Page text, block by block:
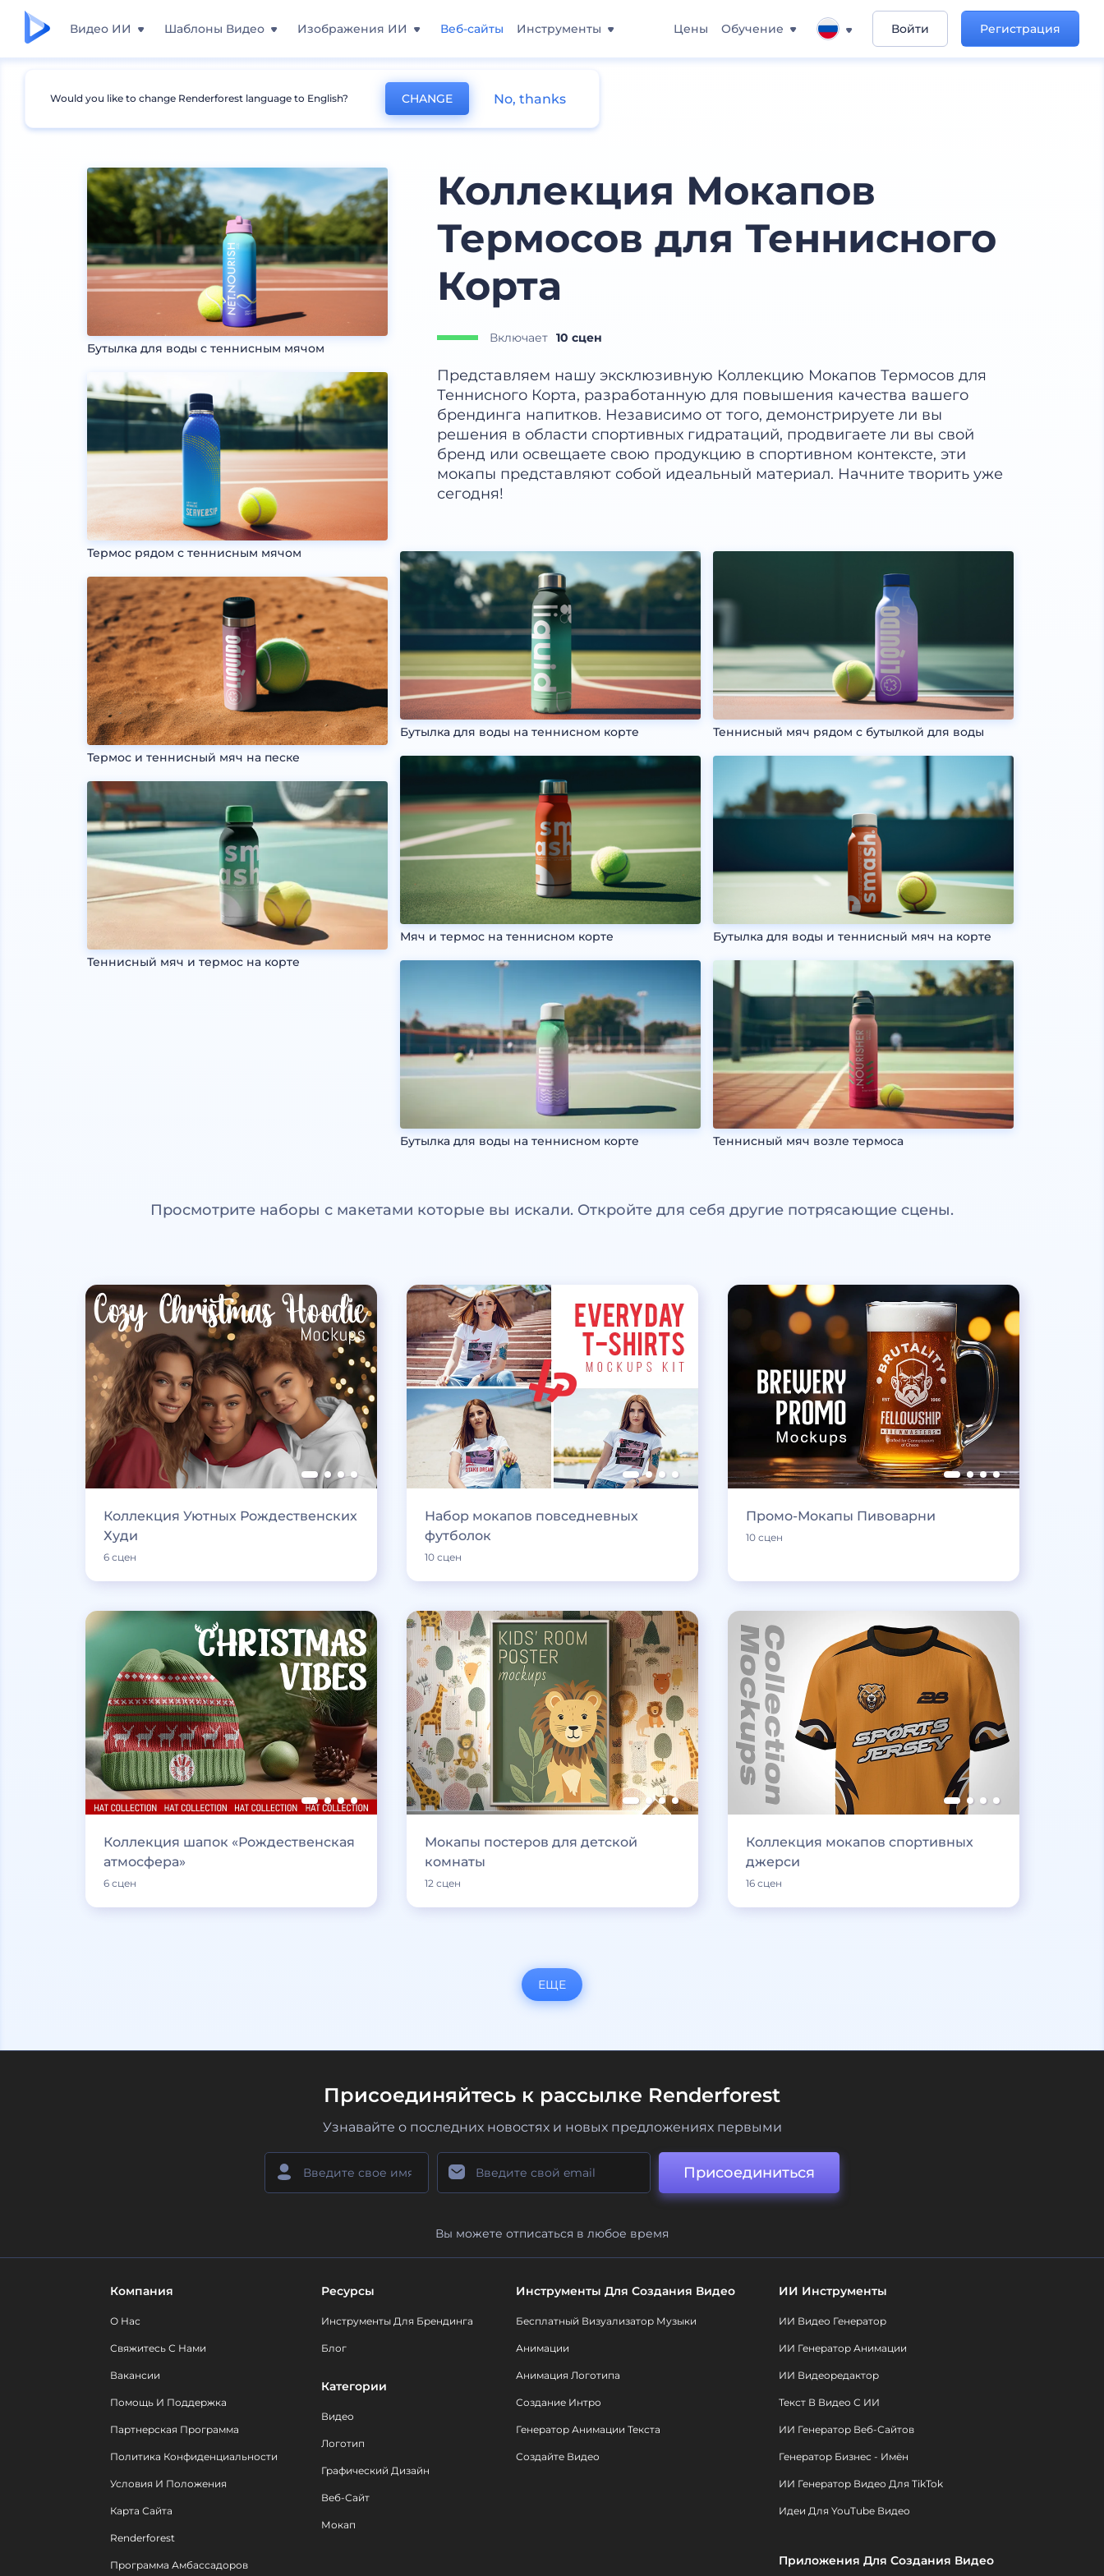
Видео ИИ Шаблоны Видео Изображения ИИ Веб-сайты Инструменты Цены Обучение Войти Регистрация
Мокапы Упаковка Мокапы бутылок
Бутылка для воды с теннисным мячом
Термос рядом с теннисным мячом
Термос и теннисный мяч на песке
Теннисный мяч и термос на корте
Коллекция Мокапов
Термосов для Теннисного
Корта
Включает 10 сцен
Представляем нашу эксклюзивную Коллекцию Мокапов Термосов для
Теннисного Корта, разработанную для повышения качества вашего
брендинга напитков. Независимо от того, демонстрируете ли вы
решения в области спортивных гидратаций, продвигаете ли вы свой
бренд или освещаете свою продукцию в спортивном контексте, эти
мокапы представляют собой идеальный материал. Начните творить уже
сегодня!
Бутылка для воды на теннисном корте
Мяч и термос на теннисном корте
Бутылка для воды на теннисном корте
Теннисный мяч рядом с бутылкой для воды
Бутылка для воды и теннисный мяч на корте
Теннисный мяч возле термоса
Просмотрите наборы с макетами которые вы искали. Откройте для себя другие потрясающие сцены.
Коллекция Уютных Рождественских
Худи
6 сцен
Набор мокапов повседневных
футболок
10 сцен
Промо-Мокапы Пивоварни
10 сцен
Коллекция шапок «Рождественская
атмосфера»
6 сцен
Мокапы постеров для детской
комнаты
12 сцен
Коллекция мокапов спортивных
джерси
16 сцен
ЕЩЕ
Присоединяйтесь к рассылке Renderforest
Узнавайте о последних новостях и новых предложениях первыми
Присоединиться
Вы можете отписаться в любое время
Компания
О Нас
Свяжитесь С Нами
Вакансии
Помощь И Поддержка
Партнерская Программа
Политика Конфиденциальности
Условия И Положения
Карта Сайта
Renderforest
Программа Амбассадоров
Ресурсы
Инструменты Для Брендинга
Блог
Категории
Видео
Логотип
Графический Дизайн
Веб-Сайт
Мокап
Инструменты Для Создания Видео
Бесплатный Визуализатор Музыки
Анимации
Анимация Логотипа
Создание Интро
Генератор Анимации Текста
Создайте Видео
ИИ Инструменты
ИИ Видео Генератор
ИИ Генератор Анимации
ИИ Видеоредактор
Текст В Видео С ИИ
ИИ Генератор Веб-Сайтов
Генератор Бизнес - Имён
ИИ Генератор Видео Для TikTok
Идеи Для YouTube Видео
Приложения Для Создания Видео
Would you like to change Renderforest language to English? CHANGE No, thanks